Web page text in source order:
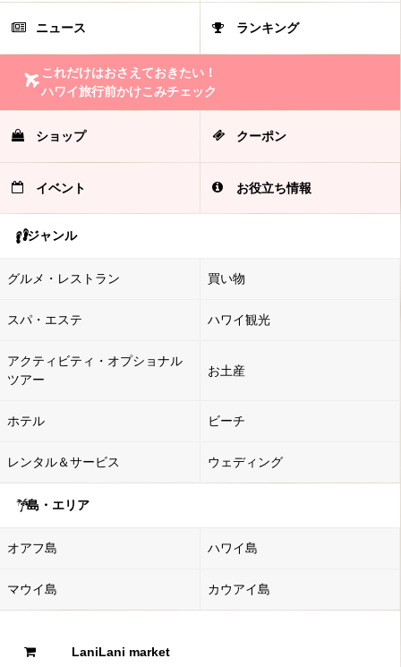
ニュース ランキング
これだけはおさえておきたい！
ハワイ旅行前かけこみチェック
ショップ クーポン
イベント お役立ち情報
ジャンル
グルメ・レストラン 買い物
スパ・エステ ハワイ観光
アクティビティ・オプショナル
ツアー
お土産
ホテル ビーチ
レンタル＆サービス ウェディング
島・エリア
オアフ島 ハワイ島
マウイ島 カウアイ島
LaniLani market